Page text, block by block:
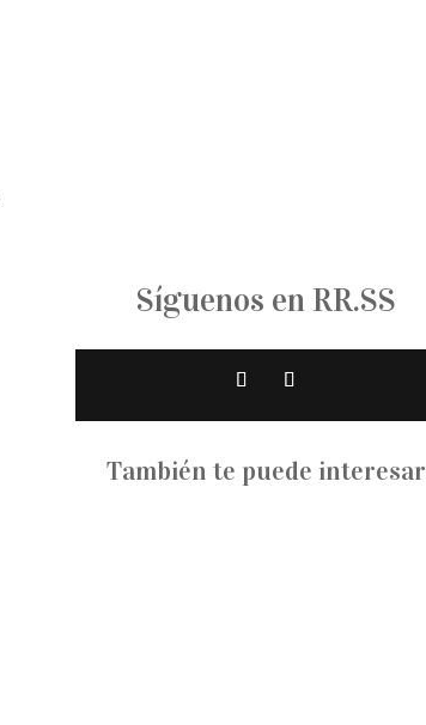
Síguenos en RR.SS
También te puede interesar